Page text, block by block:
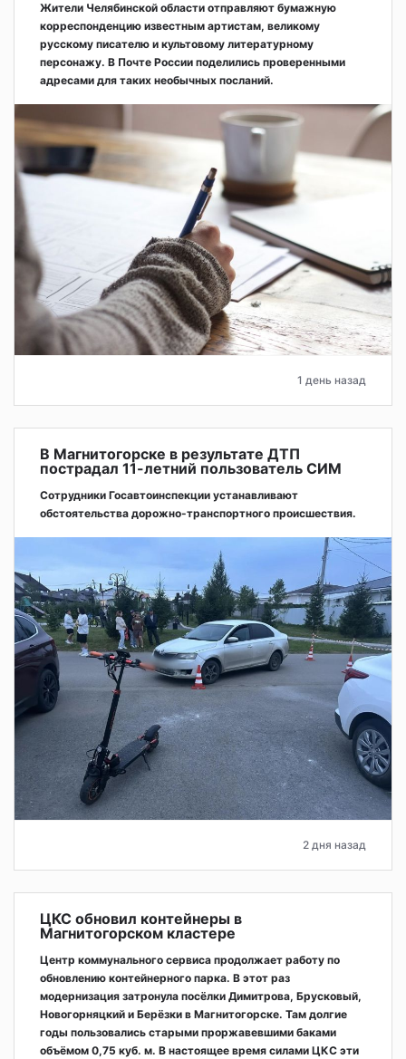
Жители Челябинской области отправляют бумажную
корреспонденцию известным артистам, великому
русскому писателю и культовому литературному
персонажу. В Почте России поделились проверенными
адресами для таких необычных посланий.
1 день назад
В Магнитогорске в результате ДТП
пострадал 11-летний пользователь СИМ
Сотрудники Госавтоинспекции устанавливают
обстоятельства дорожно-транспортного происшествия.
2 дня назад
ЦКС обновил контейнеры в
Магнитогорском кластере
Центр коммунального сервиса продолжает работу по
обновлению контейнерного парка. В этот раз
модернизация затронула посёлки Димитрова, Брусковый,
Новогорняцкий и Берёзки в Магнитогорске. Там долгие
годы пользовались старыми проржавевшими баками
объёмом 0,75 куб. м. В настоящее время силами ЦКС эти